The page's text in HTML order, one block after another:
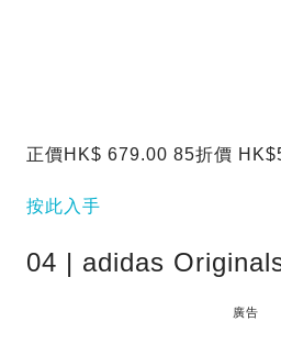
正價HK$ 679.00 85折價
按此入手
04 | adidas
廣告